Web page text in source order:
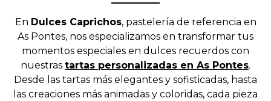
En Dulces Caprichos, pastelería de referencia en
As Pontes, nos especializamos en transformar tus
momentos especiales en dulces recuerdos con
nuestras tartas personalizadas en As Pontes.
Desde las tartas más elegantes y sofisticadas, hasta
las creaciones más animadas y coloridas, cada pieza